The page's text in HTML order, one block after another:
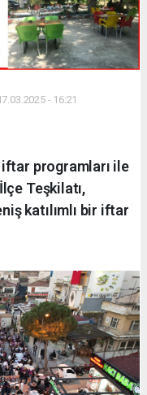
- 16:21
iftar programları ile
Teşkilatı,
katılımlı bir iftar